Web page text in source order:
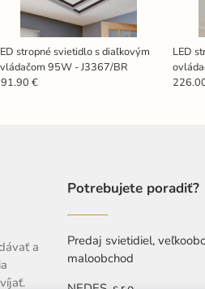
stropné svietidlo s diaľkovým
95W - J3367/BR
€
LED
a
Potrebujete poradiť?
Predaj svietidiel,
maloobchod